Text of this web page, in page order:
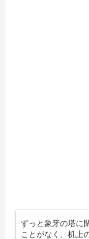
ずっと象牙の塔に
ことがなく、机上